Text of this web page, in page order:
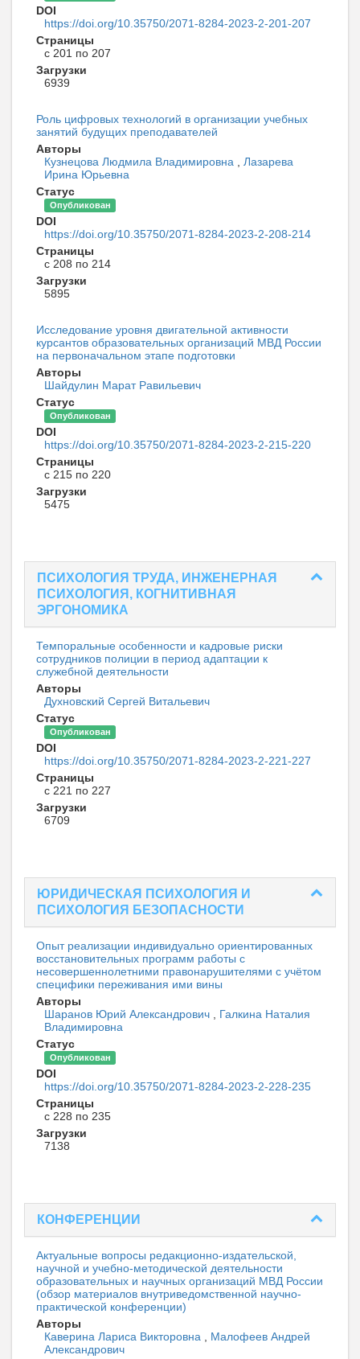
DOI
https://doi.org/10.35750/2071-8284-2023-2-201-207
Страницы
с 201 по 207
Загрузки
6939
Роль цифровых технологий в организации учебных
занятий будущих преподавателей
Авторы
Кузнецова Людмила Владимировна
Лазарева
Ирина Юрьевна
Статус
Опубликован
DOI
https://doi.org/10.35750/2071-8284-2023-2-208-214
Страницы
с 208 по 214
Загрузки
5895
Исследование уровня двигательной активности
курсантов образовательных организаций МВД России
на первоначальном этапе подготовки
Авторы
Шайдулин Марат Равильевич
Статус
Опубликован
DOI
https://doi.org/10.35750/2071-8284-2023-2-215-220
Страницы
с 215 по 220
Загрузки
5475
ПСИХОЛОГИЯ ТРУДА, ИНЖЕНЕРНАЯ
ПСИХОЛОГИЯ, КОГНИТИВНАЯ
ЭРГОНОМИКА
Темпоральные особенности и кадровые риски
сотрудников полиции в период адаптации к
служебной деятельности
Авторы
Духновский Сергей Витальевич
Статус
Опубликован
DOI
https://doi.org/10.35750/2071-8284-2023-2-221-227
Страницы
с 221 по 227
Загрузки
6709
ЮРИДИЧЕСКАЯ ПСИХОЛОГИЯ И
ПСИХОЛОГИЯ БЕЗОПАСНОСТИ
Опыт реализации индивидуально ориентированных
восстановительных программ работы с
несовершеннолетними правонарушителями с учётом
специфики переживания ими вины
Авторы
Шаранов Юрий Александрович
Галкина Наталия
Владимировна
Статус
Опубликован
DOI
https://doi.org/10.35750/2071-8284-2023-2-228-235
Страницы
с 228 по 235
Загрузки
7138
КОНФЕРЕНЦИИ
Актуальные вопросы редакционно-издательской,
научной и учебно-методической деятельности
образовательных и научных организаций МВД России
(обзор материалов внутриведомственной научно-
практической конференции)
Авторы
Каверина Лариса Викторовна
Малофеев Андрей
Александрович